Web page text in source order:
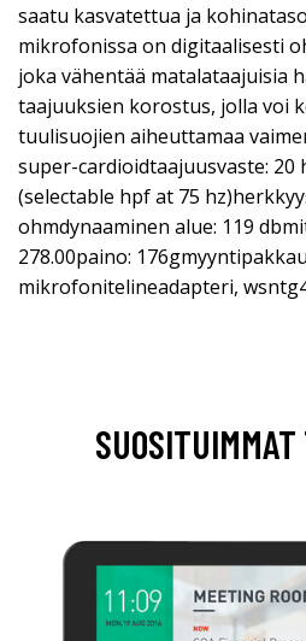
saatu kasvatettua ja
mikrofonissa on digitaalisesti
joka vähentää matalataajuisia
taajuuksien korostus, jolla voi
tuulisuojien aiheuttamaa
super-cardioidtaajuusvaste: 20
(selectable hpf at 75
ohmdynaaminen alue: 119
278.00paino:
mikrofonitelineadapteri,